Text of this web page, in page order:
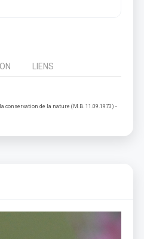
LIENS
conservation de la nature (M.B. 11.09.1973) -
Next